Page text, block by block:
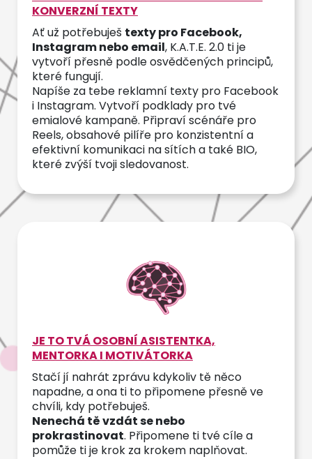
KONVERZNÍ TEXTY
Ať už potřebuješ texty pro Facebook,
Instagram nebo email, K.A.T.E. 2.0 ti je
vytvoří přesně podle osvědčených principů,
které fungují.
Napíše za tebe reklamní texty pro Facebook
i Instagram. Vytvoří podklady pro tvé
emialové kampaně. Připraví scénáře pro
Reels, obsahové pilíře pro konzistentní a
efektivní komunikaci na sítích a také BIO,
které zvýší tvoji sledovanost.
JE TO TVÁ OSOBNÍ ASISTENTKA,
MENTORKA I MOTIVÁTORKA
Stačí jí nahrát zprávu kdykoliv tě něco
napadne, a ona ti to připomene přesně ve
chvíli, kdy potřebuješ.
Nenechá tě vzdát se nebo
prokrastinovat. Připomene ti tvé cíle a
pomůže ti je krok za krokem naplňovat.